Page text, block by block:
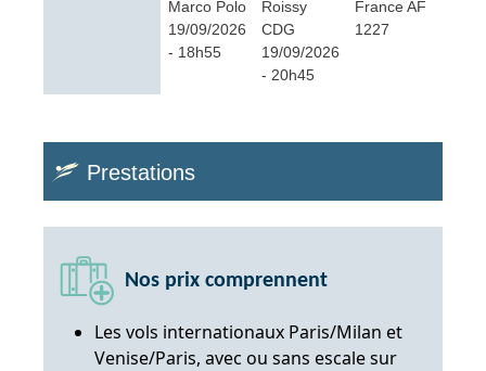
Marco Polo
19/09/2026
- 18h55
Roissy
CDG
19/09/2026
- 20h45
France AF
1227
Prestations
Nos prix comprennent
Les vols internationaux Paris/Milan et
Venise/Paris, avec ou sans escale sur